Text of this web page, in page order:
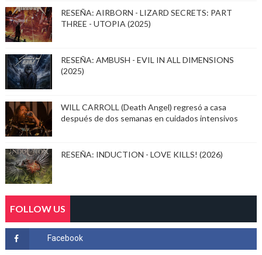
RESEÑA: AIRBORN - LIZARD SECRETS: PART
THREE - UTOPIA (2025)
RESEÑA: AMBUSH - EVIL IN ALL DIMENSIONS
(2025)
WILL CARROLL (Death Angel) regresó a casa
después de dos semanas en cuidados intensivos
RESEÑA: INDUCTION - LOVE KILLS! (2026)
FOLLOW US